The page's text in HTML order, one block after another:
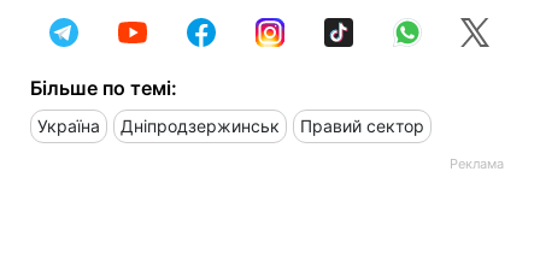
Більше по темі:
Україна Дніпродзержинськ Правий сектор